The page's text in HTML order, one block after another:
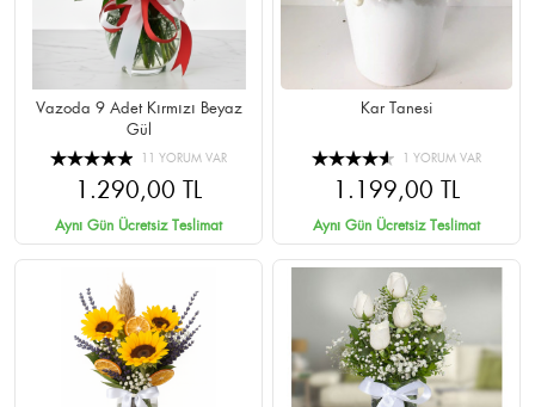
Vazoda 9 Adet Kırmızı Beyaz
Gül
11 YORUM VAR
1.290,00 TL
Aynı Gün Ücretsiz Teslimat
Kar Tanesi
1 YORUM VAR
1.199,00 TL
Aynı Gün Ücretsiz Teslimat